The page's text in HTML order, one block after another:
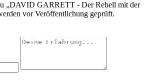
„DAVID GARRETT - Der Rebell mit der
vor Veröffentlichung geprüft.